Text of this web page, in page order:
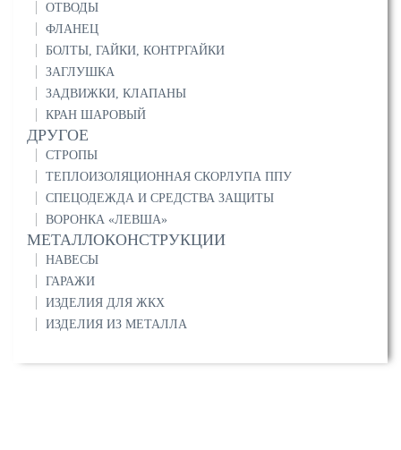
ОТВОДЫ
ФЛАНЕЦ
БОЛТЫ, ГАЙКИ, КОНТРГАЙКИ
ЗАГЛУШКА
ЗАДВИЖКИ, КЛАПАНЫ
КРАН ШАРОВЫЙ
ДРУГОЕ
СТРОПЫ
ТЕПЛОИЗОЛЯЦИОННАЯ СКОРЛУПА ППУ
СПЕЦОДЕЖДА И СРЕДСТВА ЗАЩИТЫ
ВОРОНКА «ЛЕВША»
МЕТАЛЛОКОНСТРУКЦИИ
НАВЕСЫ
ГАРАЖИ
ИЗДЕЛИЯ ДЛЯ ЖКХ
ИЗДЕЛИЯ ИЗ МЕТАЛЛА